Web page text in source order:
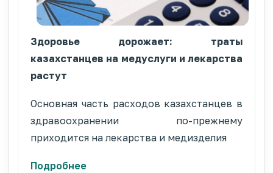
Здоровье дорожает: траты
казахстанцев на медуслуги и лекарства
растут
Основная часть расходов казахстанцев в
здравоохранении по-прежнему
приходится на лекарства и медизделия
Подробнее